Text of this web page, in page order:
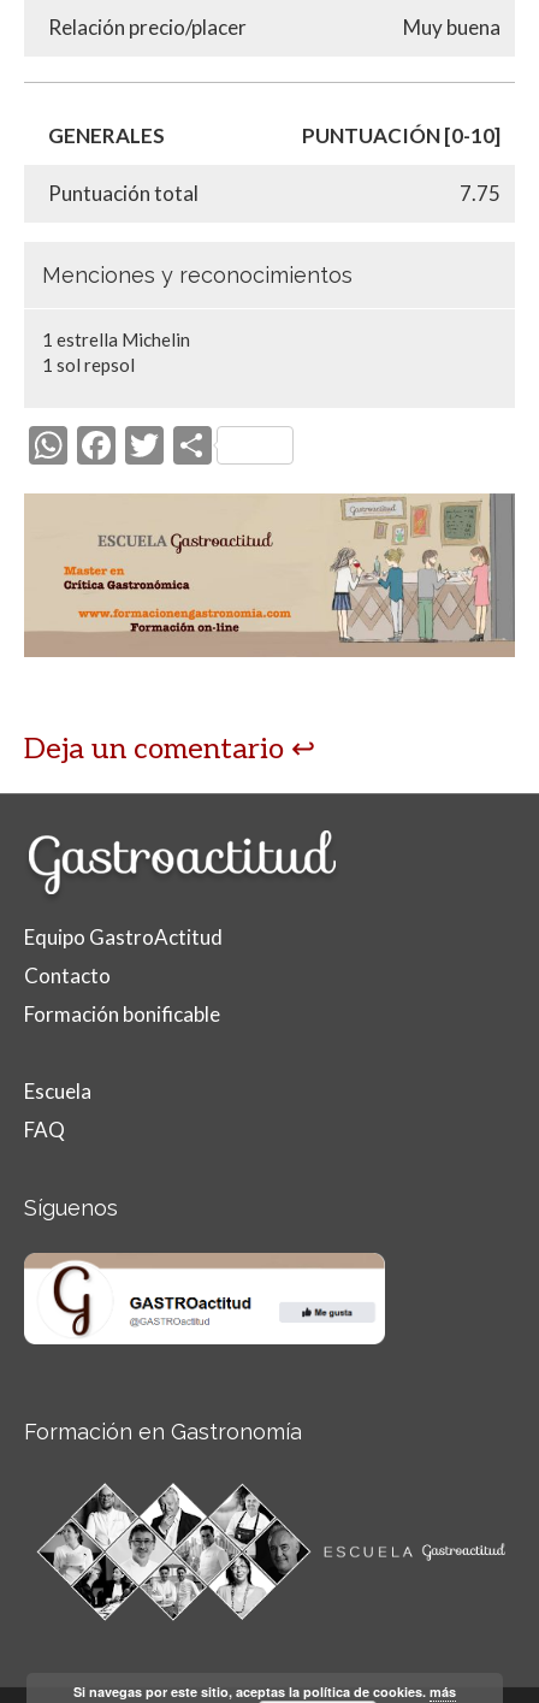
Relación precio/placer Muy buena
GENERALES PUNTUACIÓN [0-10]
Puntuación total 7.75
Menciones y reconocimientos
1 estrella Michelin
1 sol repsol
W
h
at
s
A
p
F
ac
e
b
o
o
T
w
itt
er
C
o
p
ar
ti
Deja un comentario
Equipo GastroActitud
Contacto
Formación bonificable
Escuela
FAQ
Síguenos
Formación en Gastronomía
Si navegas por este sitio, aceptas la política de cookies.más